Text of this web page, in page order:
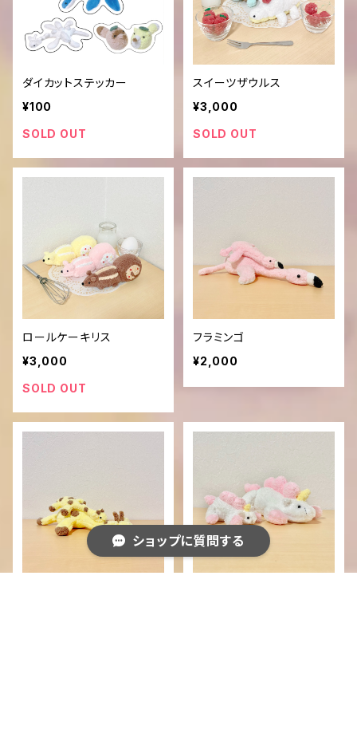
ダイカットステッカー
¥100
SOLD OUT
スイーツザウルス
¥3,000
SOLD OUT
ロールケーキリス
¥3,000
SOLD OUT
フラミンゴ
¥2,000
ショップに質問する